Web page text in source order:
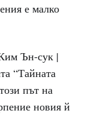
е малко
Ън-сук |
“Тайната
път на
новия й